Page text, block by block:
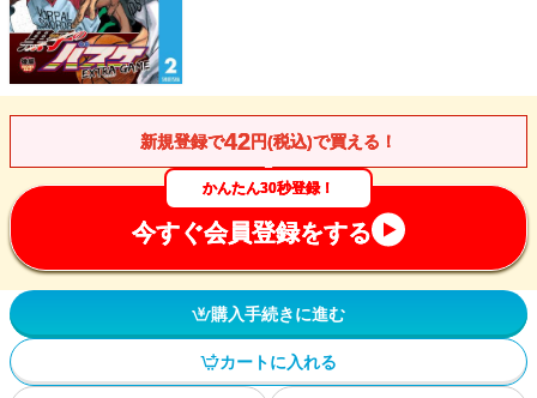
新規登録で42円(税込)で買える！
かんたん30秒登録！
今すぐ会員登録をする
購入手続きに進む
カートに入れる